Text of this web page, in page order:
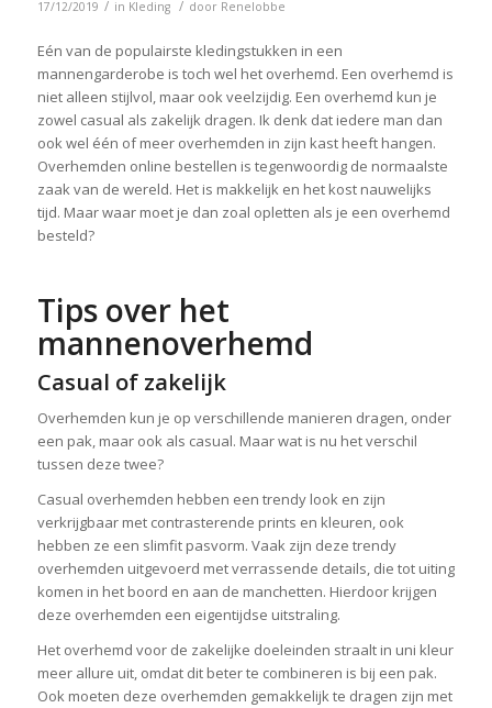
17/12/2019 / in Kleding / door Renelobbe
Eén van de populairste kledingstukken in een
mannengarderobe is toch wel het overhemd. Een overhemd is
niet alleen stijlvol, maar ook veelzijdig. Een overhemd kun je
zowel casual als zakelijk dragen. Ik denk dat iedere man dan
ook wel één of meer overhemden in zijn kast heeft hangen.
Overhemden online bestellen is tegenwoordig de normaalste
zaak van de wereld. Het is makkelijk en het kost nauwelijks
tijd. Maar waar moet je dan zoal opletten als je een overhemd
besteld?
Tips over het
mannenoverhemd
Casual of zakelijk
Overhemden kun je op verschillende manieren dragen, onder
een pak, maar ook als casual. Maar wat is nu het verschil
tussen deze twee?
Casual overhemden hebben een trendy look en zijn
verkrijgbaar met contrasterende prints en kleuren, ook
hebben ze een slimfit pasvorm. Vaak zijn deze trendy
overhemden uitgevoerd met verrassende details, die tot uiting
komen in het boord en aan de manchetten. Hierdoor krijgen
deze overhemden een eigentijdse uitstraling.
Het overhemd voor de zakelijke doeleinden straalt in uni kleur
meer allure uit, omdat dit beter te combineren is bij een pak.
Ook moeten deze overhemden gemakkelijk te dragen zijn met